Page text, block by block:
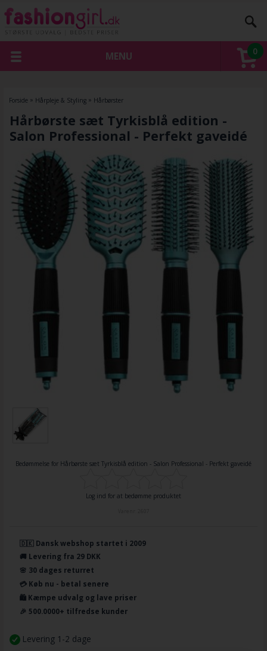
0
MENU
Forside » Hårpleje & Styling» Hårbørster
Hårbørste sæt Tyrkisblå edition -
Salon Professional - Perfekt gaveidé
Bedømmelse for Hårbørste sæt Tyrkisblå edition - Salon Professional - Perfekt gaveidé
Log ind for at bedømme produktet
🇩🇰 Dansk webshop startet i 2009
🚚 Levering fra 29 DKK
🌸 30 dages returret
💳 Køb nu - betal senere
🛍️ Kæmpe udvalg og lave priser
🎉 500.0000+ tilfredse kunder
Levering 1-2 dage